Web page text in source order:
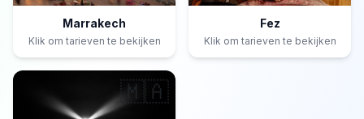
Marrakech
Klik om tarieven te bekijken
Fez
Klik om tarieven te bekijken
🇲🇦